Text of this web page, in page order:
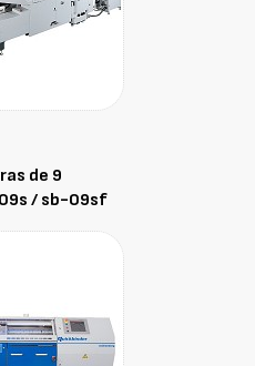
de 9
/ sb-09sf